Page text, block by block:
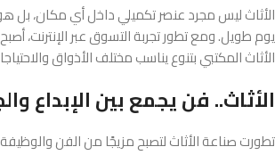
الأثاث ليس مجرد عنصر تكميلي داخل أي مكان، بل
يوم طويل. ومع تطور تجربة التسوق عبر الإنترنت،
الأثاث المكتبي بتنوع يناسب مختلف الأذواق
الأثاث.. فن يجمع بين الإبداع
تطورت صناعة الأثاث لتصبح مزيجًا من الفن